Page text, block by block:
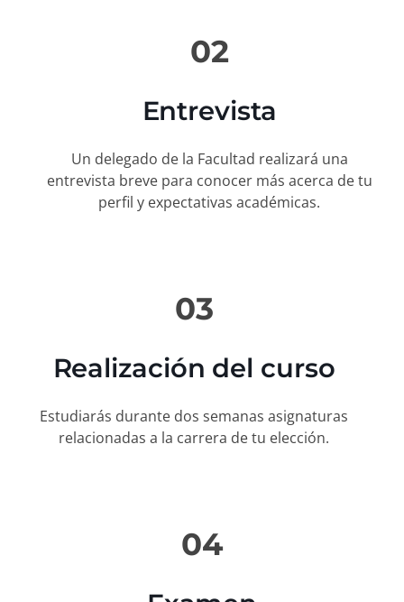
02
Entrevista
Un delegado de la Facultad realizará una
entrevista breve para conocer más acerca de tu
perfil y expectativas académicas.
03
Realización del curso
Estudiarás durante dos semanas asignaturas
relacionadas a la carrera de tu elección.
04